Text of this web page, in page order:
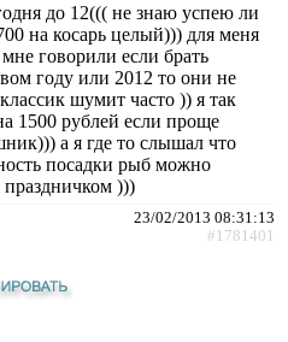
до 12((( не знаю успею ли
на косарь целый))) для меня
говорили если брать
году или 2012 то они не
шумит часто )) я так
1500 рублей если проще
а я где то слышал что
посадки рыб можно
)))
23/02/2013 08:31:13
#1781401